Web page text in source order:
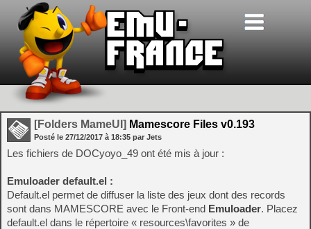
[Folders MameUI] Mamescore Files v0.193
Posté le 27/12/2017 à 18:35 par Jets
Les fichiers de DOCyoyo_49 ont été mis à jour :
Emuloader default.el :
Default.el permet de diffuser la liste des jeux dont des records
sont dans MAMESCORE avec le Front-end Emuloader. Placez
default.el dans le répertoire « resources\favorites » de